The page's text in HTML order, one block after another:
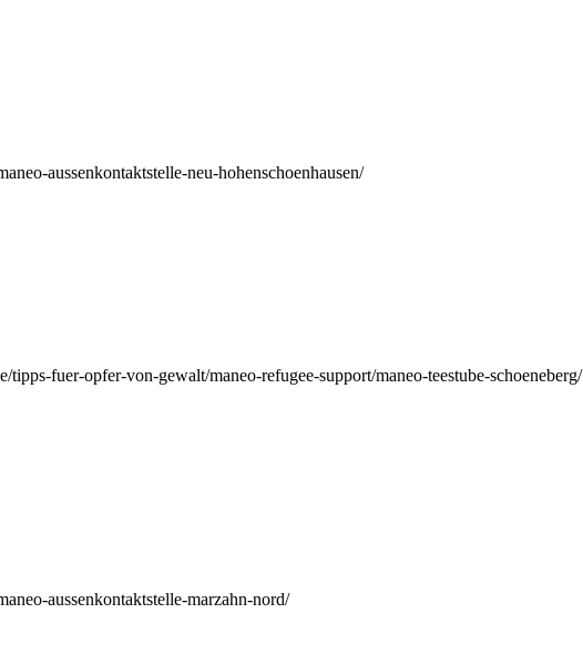
aussenkontaktstelle-neu-hohenschoenhausen/
fuer-opfer-von-gewalt/maneo-refugee-support/maneo-teestube-schoeneberg/
aussenkontaktstelle-marzahn-nord/